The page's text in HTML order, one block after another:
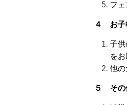
フ
４ お子
子
を
他の
５ その